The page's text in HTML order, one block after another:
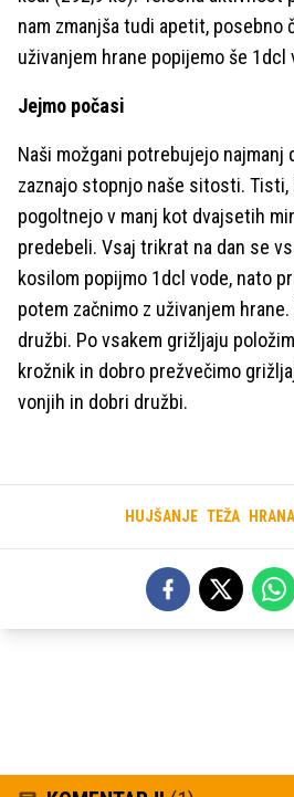
nam zmanjša tudi apetit, posebno
uživanjem hrane popijemo še 1dcl
Jejmo počasi
Naši možgani potrebujejo najmanj
zaznajo stopnjo naše sitosti. Tisti,
pogoltnejo v manj kot dvajsetih
predebeli. Vsaj trikrat na dan se
kosilom popijmo 1dcl vode, nato
potem začnimo z uživanjem
družbi. Po vsakem grižljaju
krožnik in dobro prežvečimo
vonjih in dobri družbi.
HUJŠANJE TEŽA HRANA